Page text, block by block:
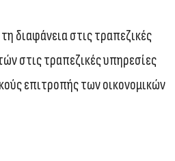
διαφάνεια στις τραπεζικές
στις τραπεζικές υπηρεσίες
επιτροπής των οικονομικών